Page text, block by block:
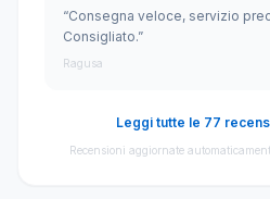
“Consegna veloce, servizio
Consigliato.”
Ragusa
Leggi tutte le 77
Recensioni aggiornate